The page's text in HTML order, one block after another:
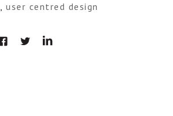
,user centred design